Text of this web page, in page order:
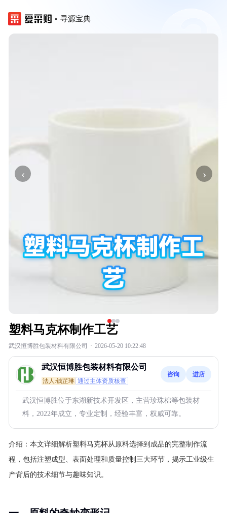
寻源宝典
‹ ›
塑料马克杯制作工艺
武汉恒博胜包装材料有限公司 · 2026-05-20 10:22:48
武汉恒博胜包装材料有限公司
法人:钱芷琳 通过主体资质核查
咨询 进店
武汉恒博胜位于东湖新技术开发区，主营珍珠棉等包装材
料，2022年成立，专业定制，经验丰富，权威可靠。
介绍： 本文详细解析塑料马克杯从原料选择到成品的完整制作流
程，包括注塑成型、表面处理和质量控制三大环节，揭示工业级生
产背后的技术细节与趣味知识。